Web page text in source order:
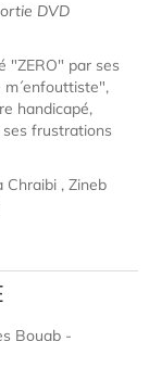
DVD
"ZERO" par ses
handicapé,
frustrations
Chraibi , Zineb
Bouab -